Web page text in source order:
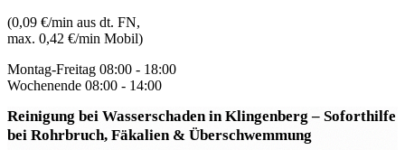
(0,09 €/min aus dt. FN,
max. 0,42 €/min Mobil)
Montag-Freitag 08:00 - 18:00
Wochenende 08:00 - 14:00
Reinigung bei Wasserschaden in Klingenberg– Soforthilfe
bei Rohrbruch, Fäkalien & Überschwemmung